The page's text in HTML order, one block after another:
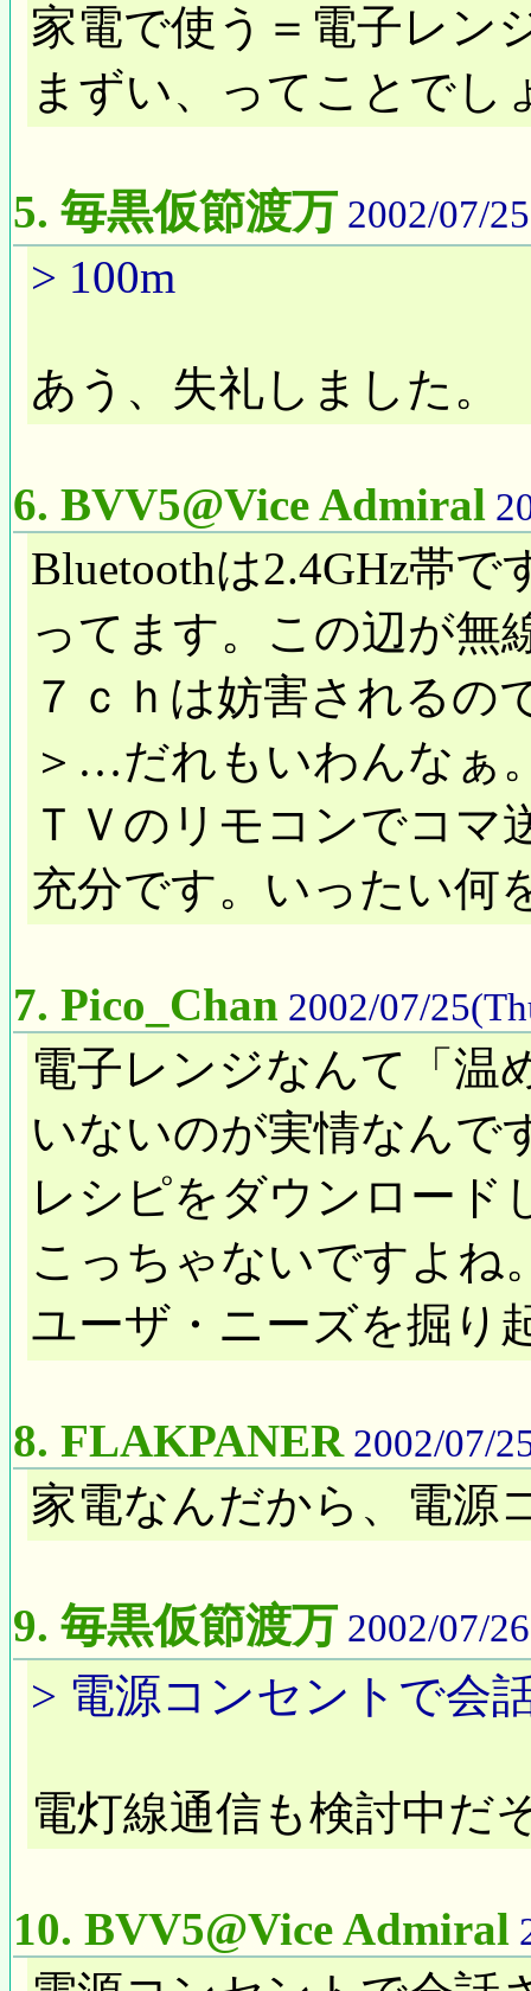
家電で使う＝電子レン
まずい、ってことでし
5. 毎黒仮節渡万 2002/07/
> 100m
あう、失礼しました。
6. BVV5@Vice Admiral
Bluetoothは2.4GHz帯
ってます。この辺が無
７ｃｈは妨害される
＞…だれもいわんなぁ
ＴＶのリモコンでコマ
充分です。いったい何
7. Pico_Chan 2002/07/
電子レンジなんて「温
いないのが実情なんで
レシピをダウンロード
こっちゃないですよね
ユーザ・ニーズを掘り
8. FLAKPANER 2002/07/
家電なんだから、電源
9. 毎黒仮節渡万 2002/07/
> 電源コンセントで会
電灯線通信も検討中だ
10. BVV5@Vice Admiral